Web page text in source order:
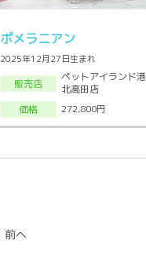
ポメラニアン
2025年12月27日生まれ
販売店
ペットアイランド港
北高田店
価格
272,800円
前へ